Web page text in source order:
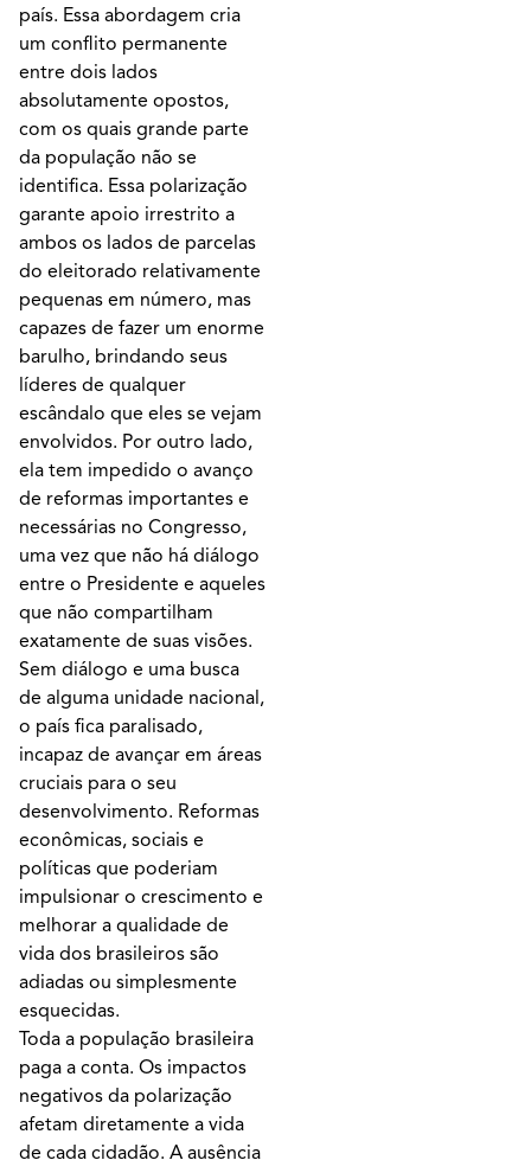
país. Essa abordagem cria
um conflito permanente
entre dois lados
absolutamente opostos,
com os quais grande parte
da população não se
identifica. Essa polarização
garante apoio irrestrito a
ambos os lados de parcelas
do eleitorado relativamente
pequenas em número, mas
capazes de fazer um enorme
barulho, brindando seus
líderes de qualquer
escândalo que eles se vejam
envolvidos. Por outro lado,
ela tem impedido o avanço
de reformas importantes e
necessárias no Congresso,
uma vez que não há diálogo
entre o Presidente e aqueles
que não compartilham
exatamente de suas visões.
Sem diálogo e uma busca
de alguma unidade nacional,
o país fica paralisado,
incapaz de avançar em áreas
cruciais para o seu
desenvolvimento. Reformas
econômicas, sociais e
políticas que poderiam
impulsionar o crescimento e
melhorar a qualidade de
vida dos brasileiros são
adiadas ou simplesmente
esquecidas.
Toda a população brasileira
paga a conta. Os impactos
negativos da polarização
afetam diretamente a vida
de cada cidadão. A ausência